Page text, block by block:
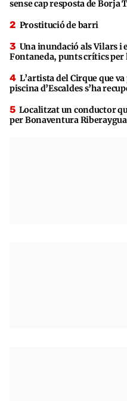
sense cap resposta de Borja
Prostitució de barri
Una inundació als Vilars i
Fontaneda, punts crítics per
L’artista del Cirque que
piscina d’Escaldes s’ha
Localitzat un conductor
per Bonaventura Riberaygua